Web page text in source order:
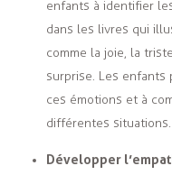
enfants à identifier
dans les livres qui
comme la joie, la
surprise. Les enfants
ces émotions et à
différentes situations.
Développer